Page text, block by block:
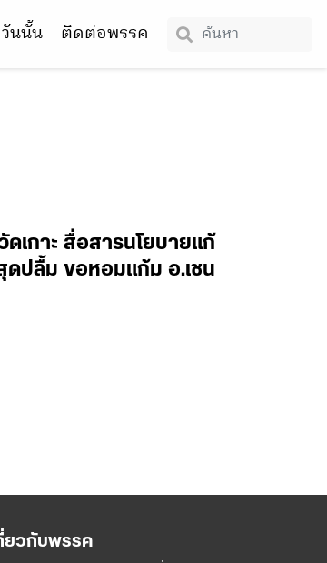
นนั้น ติดต่อพรรค
เกาะ สื่อสารนโยบายแก้
ดปลื้ม ขอหอมแก้ม อ.เชน
ยวกับพรรค